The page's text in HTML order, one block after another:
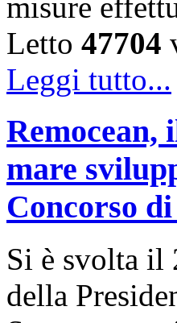
Letto 47704
Leggi tutto...
Remocean,
mare
Concorso
Si è svolta il
della